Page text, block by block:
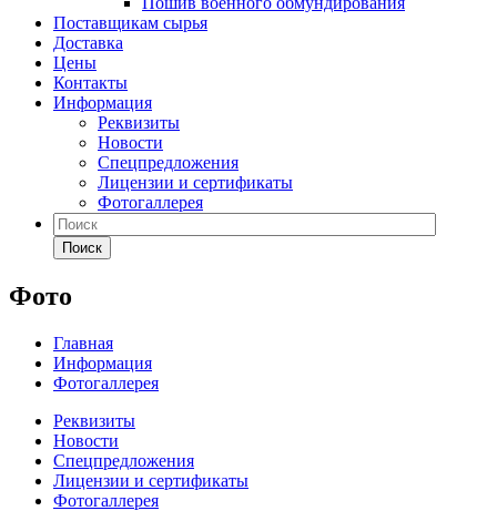
Поставщикам сырья
Доставка
Цены
Контакты
Информация
Реквизиты
Новости
Спецпредложения
Лицензии и сертификаты
Фотогаллерея
Поиск
Фото
Главная
Информация
Фотогаллерея
Реквизиты
Новости
Спецпредложения
Лицензии и сертификаты
Фотогаллерея